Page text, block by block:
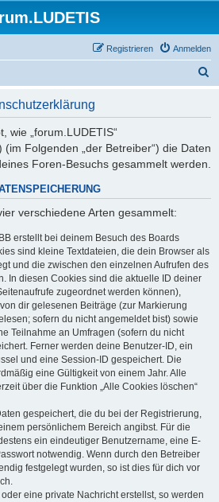
Anmelden
Registrieren
wie „forum.LUDETIS“
(im Folgenden „der Betreiber“) die Daten
Foren-Besuchs gesammelt werden.
verschiedene Arten gesammelt:
erstellt bei deinem Besuch des Boards
sind kleine Textdateien, die dein Browser als
und die zwischen den einzelnen Aufrufen des
In diesen Cookies sind die aktuelle ID deiner
zugeordnet werden können),
dir gelesenen Beiträge (zur Markierung
sofern du nicht angemeldet bist) sowie
Teilnahme an Umfragen (sofern du nicht
Ferner werden deine Benutzer-ID, ein
und eine Session-ID gespeichert. Die
eine Gültigkeit von einem Jahr. Alle
über die Funktion „Alle Cookies löschen“
gespeichert, die du bei der Registrierung,
persönlichem Bereich angibst. Für die
ein eindeutiger Benutzername, eine E-
notwendig. Wenn durch den Betreiber
festgelegt wurden, so ist dies für dich vor
eine private Nachricht erstellst, so werden